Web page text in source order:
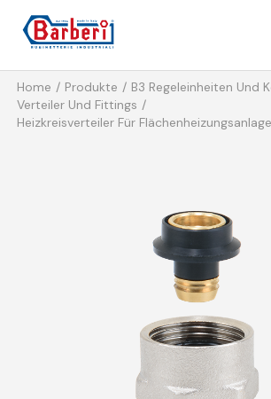
Home Produkte
B3 Regeleinheiten Und
Verteiler Und Fittings
Heizkreisverteiler Für Flächenheizungsanlage